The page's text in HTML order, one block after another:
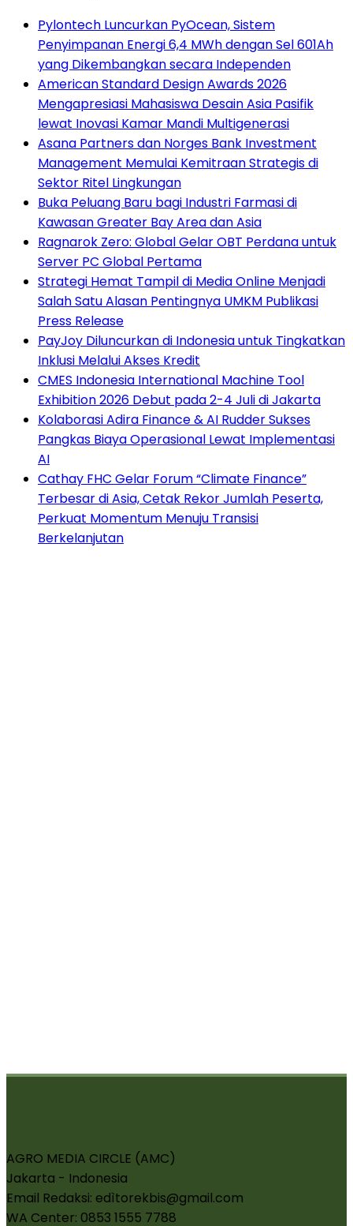
Pylontech Luncurkan PyOcean, Sistem
Penyimpanan Energi 6,4 MWh dengan Sel 601Ah
yang Dikembangkan secara Independen
American Standard Design Awards 2026
Mengapresiasi Mahasiswa Desain Asia Pasifik
lewat Inovasi Kamar Mandi Multigenerasi
Asana Partners dan Norges Bank Investment
Management Memulai Kemitraan Strategis di
Sektor Ritel Lingkungan
Buka Peluang Baru bagi Industri Farmasi di
Kawasan Greater Bay Area dan Asia
Ragnarok Zero: Global Gelar OBT Perdana untuk
Server PC Global Pertama
Strategi Hemat Tampil di Media Online Menjadi
Salah Satu Alasan Pentingnya UMKM Publikasi
Press Release
PayJoy Diluncurkan di Indonesia untuk Tingkatkan
Inklusi Melalui Akses Kredit
CMES Indonesia International Machine Tool
Exhibition 2026 Debut pada 2-4 Juli di Jakarta
Kolaborasi Adira Finance & AI Rudder Sukses
Pangkas Biaya Operasional Lewat Implementasi
AI
Cathay FHC Gelar Forum “Climate Finance”
Terbesar di Asia, Cetak Rekor Jumlah Peserta,
Perkuat Momentum Menuju Transisi
Berkelanjutan
AGRO MEDIA CIRCLE (AMC)
Jakarta - Indonesia
Email Redaksi: edìtorekbis@gmail.com
WA Center: 0853 1555 7788